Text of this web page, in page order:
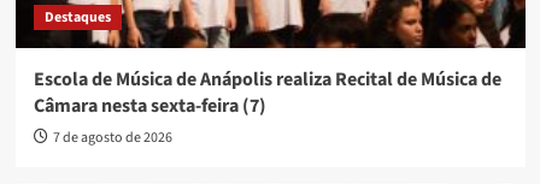
Destaques
Escola de Música de Anápolis realiza Recital de Música de
Câmara nesta sexta-feira (7)
7 de agosto de 2026